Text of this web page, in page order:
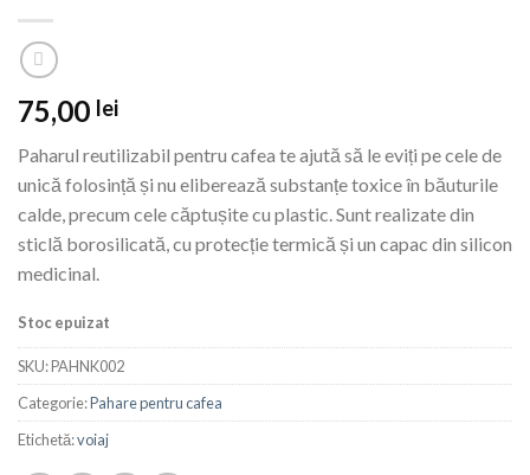
75,00 lei
Paharul reutilizabil pentru cafea te ajută să le eviți pe cele de
unică folosință și nu eliberează substanțe toxice în băuturile
calde, precum cele căptușite cu plastic. Sunt realizate din
sticlă borosilicată, cu protecție termică și un capac din silicon
medicinal.
Stoc epuizat
SKU:PAHNK002
Categorie:Pahare pentru cafea
Etichetă:voiaj